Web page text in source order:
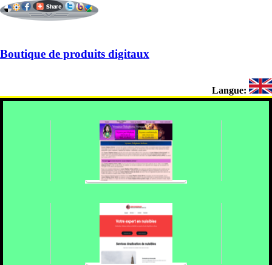
Boutique de produits digitaux
Langue: